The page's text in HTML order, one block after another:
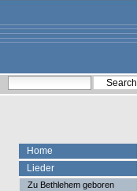
content.
navigation
Personal
tools
Home
Lieder
Zu Bethlehem geboren